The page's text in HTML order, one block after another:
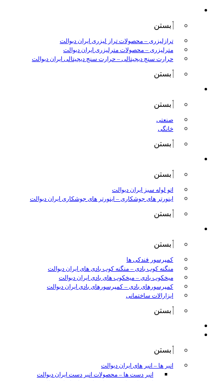
بستن
ترازلیزری – محصولات تراز لیزری ایران دیوالت
مترلیزری – محصولات مترلیزری ایران دیوالت
حرارت سنج دیجیتالی – حرارت سنج دیجیتالی ایران دیوالت
بستن
بستن
صنعتی
خانگی
بستن
بستن
اتو لوله سبز ایران دیوالت
اینورتر های جوشکاری – اینورتر های جوشکاری ایران دیوالت
بستن
بستن
کمپرسور فندکی ها
منگنه کوب بادی – منگنه کوب بادی های ایران دیوالت
میخکوب بادی – میخکوب های بادی ایران دیوالت
کمپرسورهای بادی – کمپرسورهای بادی ایران دیوالت
ابزارالات ساختمانی
بستن
بستن
انبر ها – انبر های ایران دیوالت
انبر دست ها – محصولات انبر دست ایران دیوالت